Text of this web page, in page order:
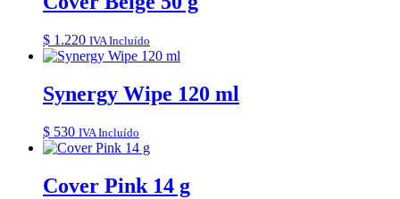
$ 1.220 IVA Incluído
Synergy Wipe 120 ml
$ 530 IVA Incluído
Cover Pink 14 g